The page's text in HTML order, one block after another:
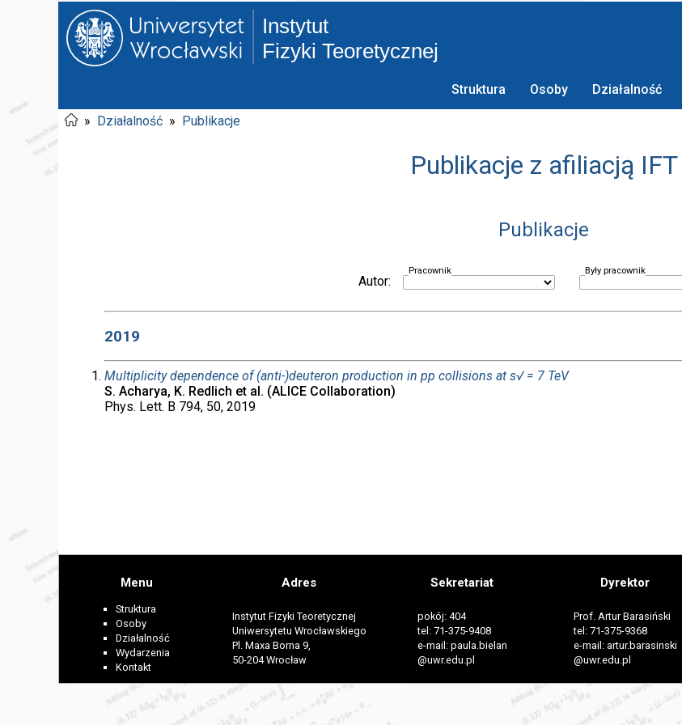
Instytut
Fizyki Teoretycznej
Struktura Osoby Działalność
» Działalność » Publikacje
Publikacje z afiliacją IFT
Publikacje
Autor:
Pracownik Były pracownik
2019
Multiplicity dependence of (anti-)deuteron production in pp collisions at s√ = 7 TeV
S. Acharya, K. Redlich et al. (ALICE Collaboration)
Phys. Lett. B 794, 50, 2019
Menu
Struktura
Osoby
Działalność
Wydarzenia
Kontakt
Adres
Instytut Fizyki Teoretycznej
Uniwersytetu Wrocławskiego
Pl. Maxa Borna 9,
50-204 Wrocław
Sekretariat
pokój: 404
tel: 71-375-9408
e-mail: paula.bielan
@uwr.edu.pl
Dyrektor
Prof. Artur Barasiński
tel: 71-375-9368
e-mail: artur.barasinski
@uwr.edu.pl